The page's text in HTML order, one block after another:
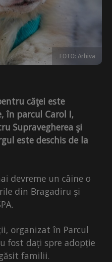
FOTO: Arhiva
căţei este
în parcul Carol I,
Supravegherea şi
este deschis de la
devreme un câine o
din Bragadiru și
organizat în Parcul
fost dați spre adopție
familii.